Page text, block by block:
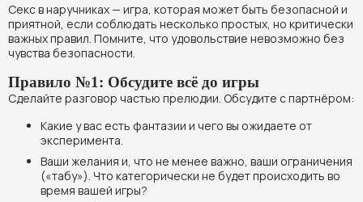
Секс в наручниках — игра, которая может быть безопасной и
приятной, если соблюдать несколько простых, но критически
важных правил. Помните, что удовольствие невозможно без
чувства безопасности.
Правило №1: Обсудите всё до игры
Сделайте разговор частью прелюдии. Обсудите с партнёром:
Какие у вас есть фантазии и чего вы ожидаете от
эксперимента.
Ваши желания и, что не менее важно, ваши ограничения
(«табу»). Что категорически не будет происходить во
время вашей игры?